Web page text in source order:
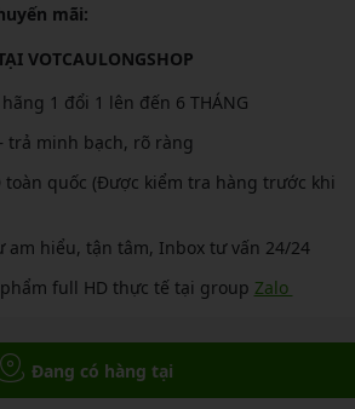
mãi:
VOTCAULONGSHOP
1 đổi 1 lên đến 6 THÁNG
trả minh bạch, rõ ràng
toàn quốc (Được kiểm tra hàng trước khi
am hiểu, tận tâm, Inbox tư vấn 24/24
full HD thực tế tại group Zalo
Đang có hàng tại